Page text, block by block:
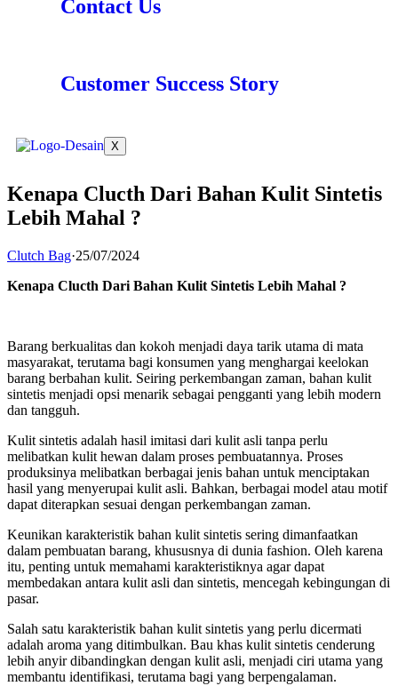
Contact Us
Customer Success Story
X
Kenapa Clucth Dari Bahan Kulit Sintetis
Lebih Mahal ?
Clutch Bag·25/07/2024
Kenapa Clucth Dari Bahan Kulit Sintetis Lebih Mahal ?
Barang berkualitas dan kokoh menjadi daya tarik utama di mata
masyarakat, terutama bagi konsumen yang menghargai keelokan
barang berbahan kulit. Seiring perkembangan zaman, bahan kulit
sintetis menjadi opsi menarik sebagai pengganti yang lebih modern
dan tangguh.
Kulit sintetis adalah hasil imitasi dari kulit asli tanpa perlu
melibatkan kulit hewan dalam proses pembuatannya. Proses
produksinya melibatkan berbagai jenis bahan untuk menciptakan
hasil yang menyerupai kulit asli. Bahkan, berbagai model atau motif
dapat diterapkan sesuai dengan perkembangan zaman.
Keunikan karakteristik bahan kulit sintetis sering dimanfaatkan
dalam pembuatan barang, khususnya di dunia fashion. Oleh karena
itu, penting untuk memahami karakteristiknya agar dapat
membedakan antara kulit asli dan sintetis, mencegah kebingungan di
pasar.
Salah satu karakteristik bahan kulit sintetis yang perlu dicermati
adalah aroma yang ditimbulkan. Bau khas kulit sintetis cenderung
lebih anyir dibandingkan dengan kulit asli, menjadi ciri utama yang
membantu identifikasi, terutama bagi yang berpengalaman.